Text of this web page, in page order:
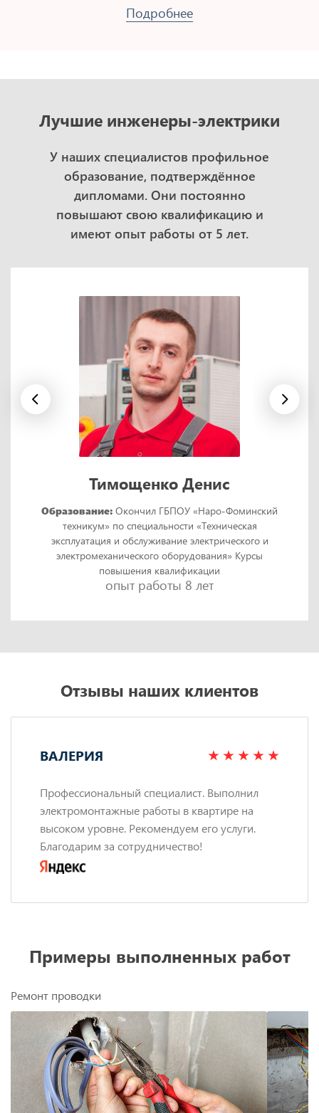
Подробнее
Лучшие инженеры-электрики
У наших специалистов профильное
образование, подтверждённое
дипломами. Они постоянно
повышают свою квалификацию и
имеют опыт работы от 5 лет.
Тимощенко Денис
Образование: Окончил ГБПОУ «Наро-Фоминский
техникум» по специальности «Техническая
эксплуатация и обслуживание электрического и
электромеханического оборудования» Курсы
повышения квалификации
опыт работы 8 лет
Отзывы наших клиентов
ВАЛЕРИЯ
Профессиональный специалист. Выполнил
электромонтажные работы в квартире на
высоком уровне. Рекомендуем его услуги.
Благодарим за сотрудничество!
Примеры выполненных работ
Ремонт проводки